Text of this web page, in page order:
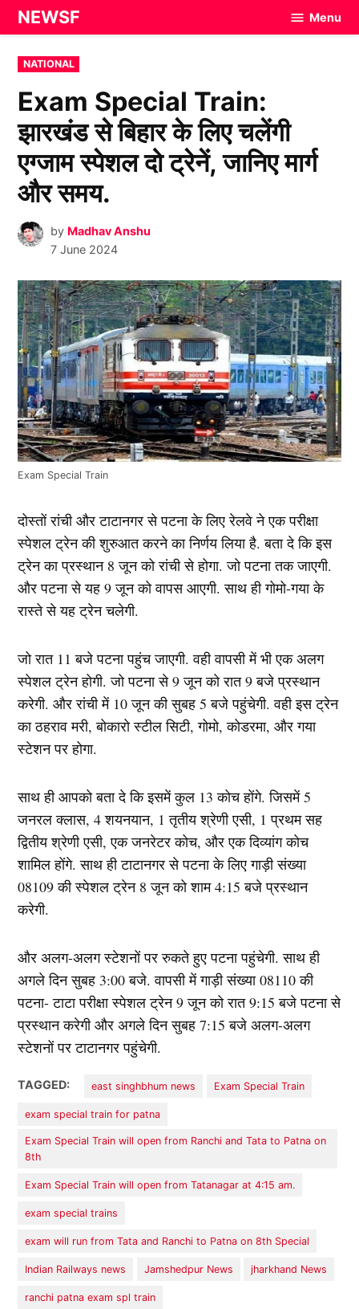
Skip
to
content
NEWSF Menu
POSTED
IN
NATIONAL
Exam Special Train:
झारखंड से बिहार के लिए चलेंगी
एग्जाम स्पेशल दो ट्रेनें, जानिए मार्ग
और समय.
by Madhav Anshu
7 June 2024
Exam Special Train
दोस्तों रांची और टाटानगर से पटना के लिए रेलवे ने एक परीक्षा
स्पेशल ट्रेन की शुरुआत करने का निर्णय लिया है. बता दे कि इस
ट्रेन का प्रस्थान 8 जून को रांची से होगा. जो पटना तक जाएगी.
और पटना से यह 9 जून को वापस आएगी. साथ ही गोमो-गया के
रास्ते से यह ट्रेन चलेगी.
जो रात 11 बजे पटना पहुंच जाएगी. वही वापसी में भी एक अलग
स्पेशल ट्रेन होगी. जो पटना से 9 जून को रात 9 बजे प्रस्थान
करेगी. और रांची में 10 जून की सुबह 5 बजे पहुंचेगी. वही इस ट्रेन
का ठहराव मरी, बोकारो स्टील सिटी, गोमो, कोडरमा, और गया
स्टेशन पर होगा.
साथ ही आपको बता दे कि इसमें कुल 13 कोच होंगे. जिसमें 5
जनरल क्लास, 4 शयनयान, 1 तृतीय श्रेणी एसी, 1 प्रथम सह
द्वितीय श्रेणी एसी, एक जनरेटर कोच, और एक दिव्यांग कोच
शामिल होंगे. साथ ही टाटानगर से पटना के लिए गाड़ी संख्या
08109 की स्पेशल ट्रेन 8 जून को शाम 4:15 बजे प्रस्थान
करेगी.
और अलग-अलग स्टेशनों पर रुकते हुए पटना पहुंचेगी. साथ ही
अगले दिन सुबह 3:00 बजे. वापसी में गाड़ी संख्या 08110 की
पटना- टाटा परीक्षा स्पेशल ट्रेन 9 जून को रात 9:15 बजे पटना से
प्रस्थान करेगी और अगले दिन सुबह 7:15 बजे अलग-अलग
स्टेशनों पर टाटानगर पहुंचेगी.
TAGGED: east singhbhum news Exam Special Train
exam special train for patna
Exam Special Train will open from Ranchi and Tata to Patna on
8th
Exam Special Train will open from Tatanagar at 4:15 am.
exam special trains
exam will run from Tata and Ranchi to Patna on 8th Special
Indian Railways news Jamshedpur News jharkhand News
ranchi patna exam spl train